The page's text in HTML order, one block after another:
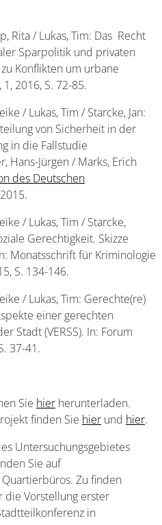
Rita / Lukas, Tim: Das Recht
Sparpolitik und privaten
Konflikten um urbane
2016, S. 72-85.
/ Lukas, Tim / Starcke, Jan:
von Sicherheit in der
in die Fallstudie
Hans-Jürgen / Marks, Erich
des Deutschen
/ Lukas, Tim / Starcke,
Gerechtigkeit. Skizze
Monatsschrift für Kriminologie
S. 134-146.
/ Lukas, Tim: Gerechte(re)
einer gerechten
Stadt (VERSS). In: Forum
37-41.
Sie hier herunterladen.
finden Sie hier und hier.
Untersuchungsgebietes
Sie auf
Zu finden
die Vorstellung erster
in